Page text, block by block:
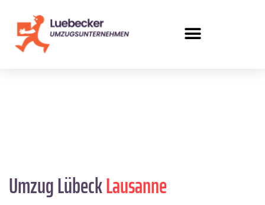
Umzug LübeckLausanne